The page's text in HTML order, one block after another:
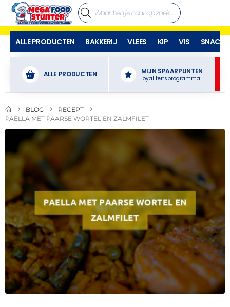
ALLE PRODUCTEN BAKKERIJ VLEES KIP VIS SNACKS
ALLE PRODUCTEN MIJN SPAARPUNTEN
loyaliteitsprogramma
BLOG
RECEPT
PAELLA MET PAARSE WORTEL EN ZALMFILET